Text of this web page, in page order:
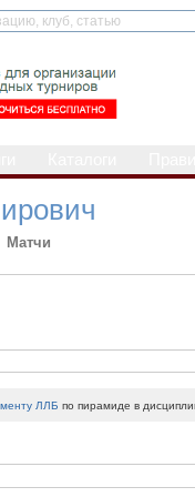
Матчи
ЛЛБ по пирамиде в